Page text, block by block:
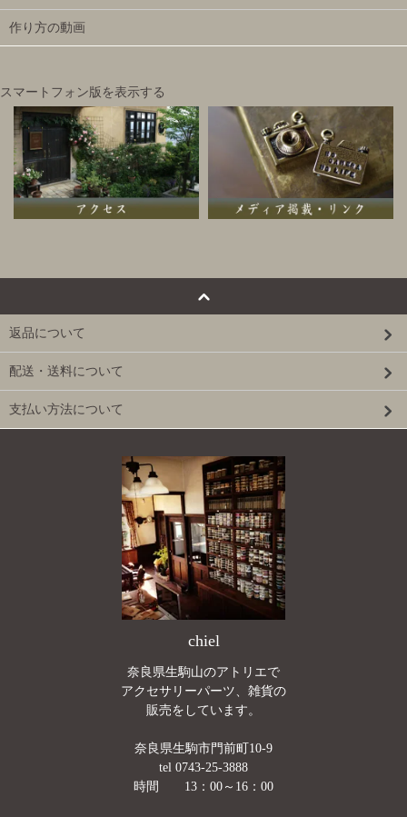
作り方の動画
スマートフォン版を表示する
返品について
配送・送料について
支払い方法について
chiel
奈良県生駒山のアトリエで
アクセサリーパーツ、雑貨の
販売をしています。
奈良県生駒市門前町10-9
tel 0743-25-3888
時間 13：00～16：00